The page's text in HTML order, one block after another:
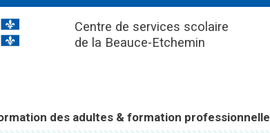
Centre de services scolaire
de la Beauce-Etchemin
des adultes & formation professionnelle